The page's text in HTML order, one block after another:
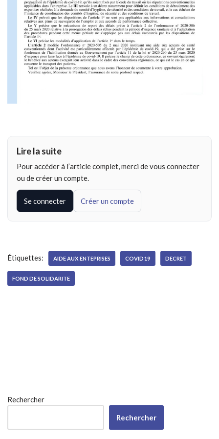
Lire la suite
Pour accéder à l’article complet, merci de vous connecter
ou de créer un compte.
Se connecter Créer un compte
Étiquettes: AIDE AUX ENTEPRISES COVID19 DECRET
FOND DE SOLIDARITE
Rechercher
Rechercher